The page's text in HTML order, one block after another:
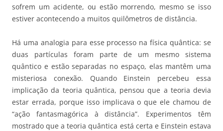
sofrem um acidente, ou estão morrendo, mesmo se isso
estiver acontecendo a muitos quilômetros de distância.
Há uma analogia para esse processo na física quântica: se
duas partículas foram parte de um mesmo sistema
quântico e estão separadas no espaço, elas mantêm uma
misteriosa conexão. Quando Einstein percebeu essa
implicação da teoria quântica, pensou que a teoria devia
estar errada, porque isso implicava o que ele chamou de
“ação fantasmagórica à distância”. Experimentos têm
mostrado que a teoria quântica está certa e Einstein estava